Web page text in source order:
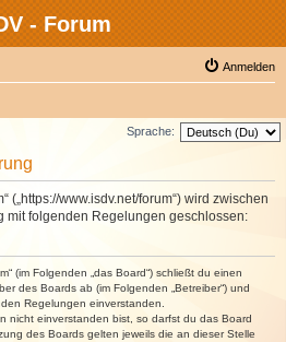
- Forum
Anmelden
Sprache:
(„https://www.isdv.net/forum“) wird zwischen
mit folgenden Regelungen geschlossen:
(im Folgenden „das Board“) schließt du einen
des Boards ab (im Folgenden „Betreiber“) und
Regelungen einverstanden.
nicht einverstanden bist, so darfst du das Board
des Boards gelten jeweils die an dieser Stelle